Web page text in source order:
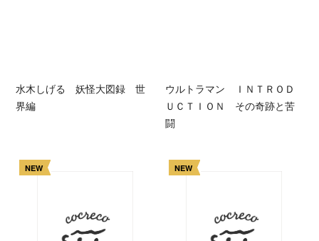
水木しげる 妖怪大図録 世
界編
ウルトラマン ＩＮＴＲＯＤ
ＵＣＴＩＯＮ その奇跡と苦
闘
NEW NEW